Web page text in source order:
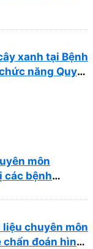
xanh tại Bệnh
năng Quy
môn
các bệnh
liệu chuyên môn
đoán hình